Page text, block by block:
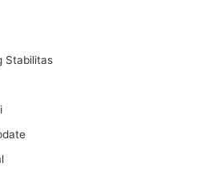
Stabilitas